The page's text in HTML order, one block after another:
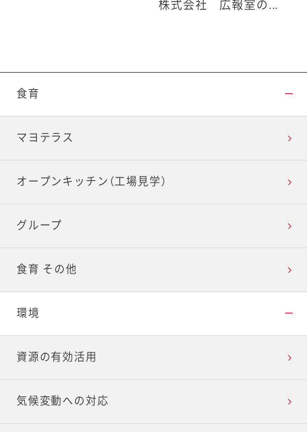
株式会社 広報室の...
食育
マヨテラス
オープンキッチン（工場見学）
グループ
食育 その他
環境
資源の有効活用
気候変動への対応